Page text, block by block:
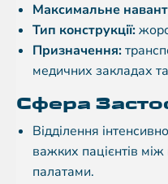
Максимальне
Тип конструкції:
Призначення:
медичних закладах
Сфера
Відділення
важких пацієнтів
палатами.